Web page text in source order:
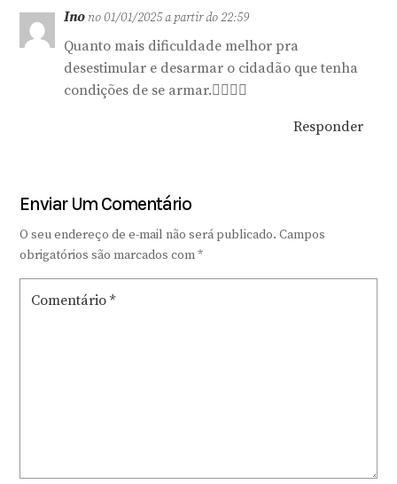
Ino no 01/01/2025 a partir do 22:59
Quanto mais dificuldade melhor pra
desestimular e desarmar o cidadão que tenha
condições de se armar.🤦‍♂️🤦‍♂️
Responder
Enviar Um Comentário
O seu endereço de e-mail não será publicado. Campos
obrigatórios são marcados com*